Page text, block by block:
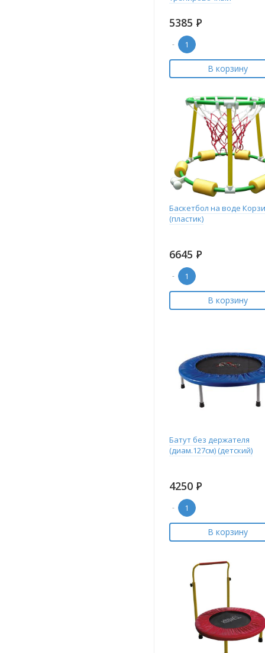
5385 Р
-
В корзину
Баскетбол на воде
(пластик)
6645 Р
-
В корзину
Батут без держателя
(диам.127см) (детский)
4250 Р
-
В корзину